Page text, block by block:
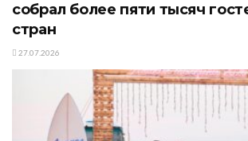
собрал более пяти тысяч
стран
27.07.2026